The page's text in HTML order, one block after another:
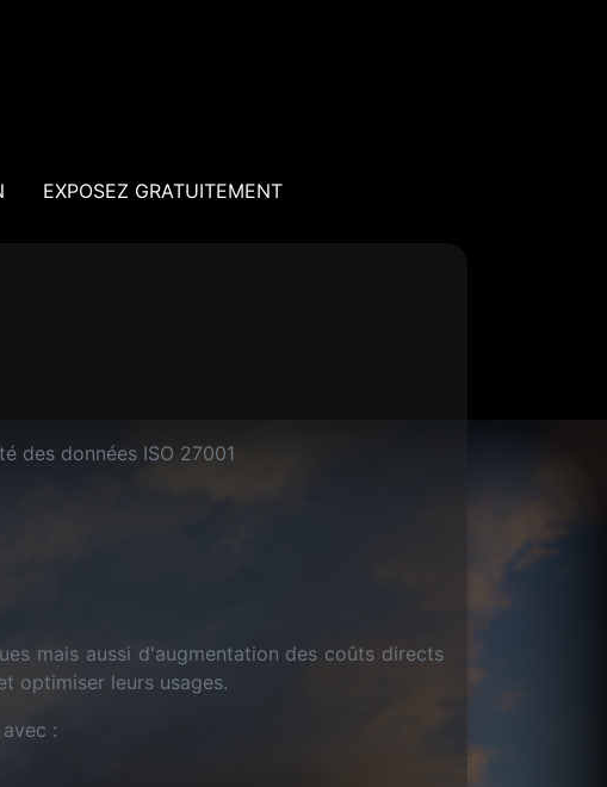
EXPOSEZ GRATUITEMENT
des données ISO 27001
mais aussi d'augmentation des coûts directs
optimiser leurs usages.
: